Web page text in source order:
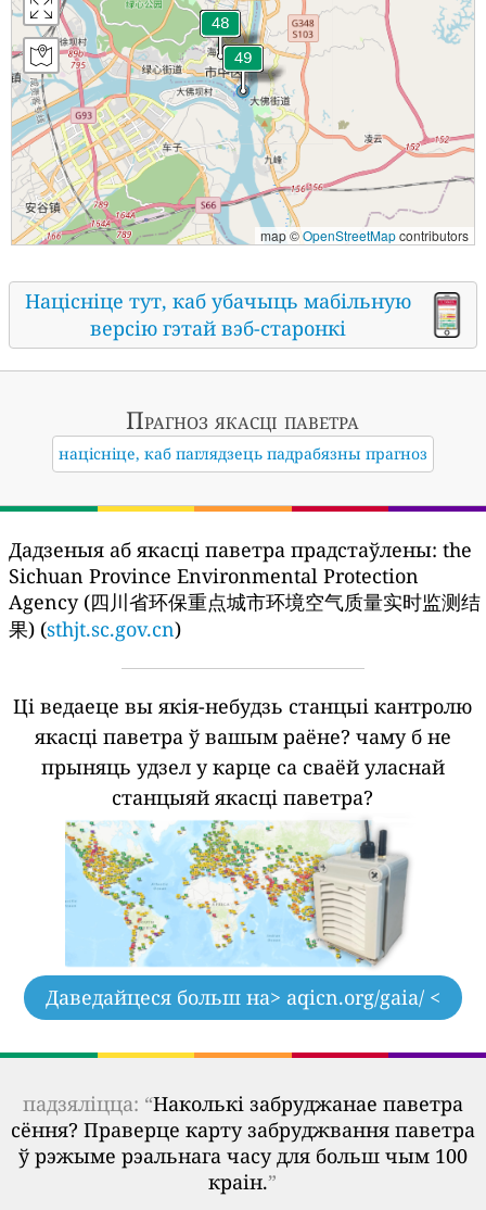
map ©OpenStreetMapcontributors
Націсніце тут, каб убачыць мабільную
версію гэтай вэб-старонкі
Прагноз якасці паветра
націсніце, каб паглядзець падрабязны прагноз
Дадзеныя аб якасці паветра прадстаўлены: the
Sichuan Province Environmental Protection
Agency (四川省环保重点城市环境空气质量实时监测结
果) (sthjt.sc.gov.cn)
Ці ведаеце вы якія-небудзь станцыі кантролю
якасці паветра ў вашым раёне? чаму б не
прыняць удзел у карце са сваёй уласнай
станцыяй якасці паветра?
Даведайцеся больш на> aqicn.org/gaia/ <
падзяліцца: “Наколькі забруджанае паветра
сёння? Праверце карту забруджвання паветра
ў рэжыме рэальнага часу для больш чым 100
краін.”